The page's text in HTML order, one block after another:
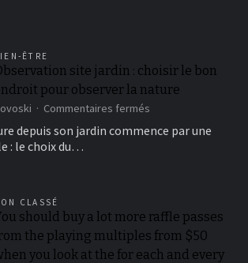
ÊTRE
site jardin : choisir le bon
pour observer la nature
Commentaires fermés
site
endroit
pour
observer
depuis son jardin commence par une
: le choix du…
CLASSÉ
should buy a lot more raffle passes
the playing multiples from $50
you look at the for each and every